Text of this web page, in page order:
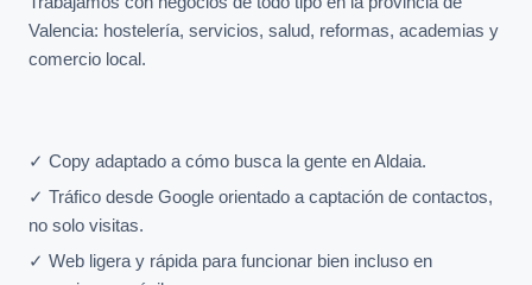
Valencia: hostelería, servicios, salud, reformas, academias y
comercio local.
✓ Copy adaptado a cómo busca la gente en Aldaia.
✓ Tráfico desde Google orientado a captación de contactos,
no solo visitas.
✓ Web ligera y rápida para funcionar bien incluso en